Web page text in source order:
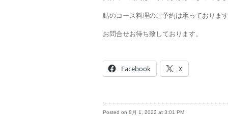
鮎のコース料理のご予約は承っております
お問合せお待ち致しております。
Facebook X
Posted on 8月 1, 2022 at 3:01 PM